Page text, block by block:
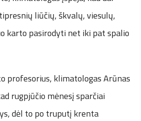
liūčių, škvalų, viesulų,
karto pasirodyti net iki pat spalio
profesorius, klimatologas Arūnas
rugpjūčio mėnesį sparčiai
dėl to po truputį krenta